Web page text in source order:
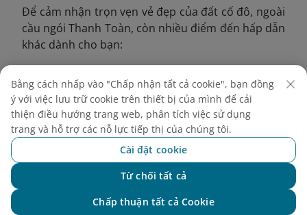
Để cảm nhận trọn vẹn vẻ đẹp của đất cố đô, ngoài
cầu ngói Thanh Toàn, còn nhiều điểm đến hấp dẫn
khác dành cho bạn:
4.1. Cầu Trường Tiền
Cầu Trường Tiền (còn gọi là Tràng Tiền) là một
trong những công trình biểu tượng gắn liền với lịch
sử và tâm hồn của người Huế. Với thiết kế vòm
thép độc đáo, dáng cong mềm mại và sắc bạc ánh
lên rực rỡ trong ánh hoàng hôn, cây cầu bắc
ngang sông Hương này từ lâu đã trở thành điểm
check-in không thể bỏ qua.
Bằng cách nhấp vào "Chấp nhận tất cả cookie", bạn đồng
ý với việc lưu trữ cookie trên thiết bị của mình để cải
thiện điều hướng trang web, phân tích việc sử dụng
trang và hỗ trợ các nỗ lực tiếp thị của chúng tôi.
Cài đặt cookie
Từ chối tất cả
Chấp thuận tất cả Cookie